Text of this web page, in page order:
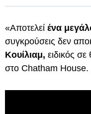
«Αποτελεί ένα
συγκρούσεις δεν
Κουίλιαμ, ειδικός
στο Chatham House.